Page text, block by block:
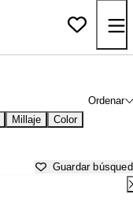
Ordenar
Millaje Color
Guardar